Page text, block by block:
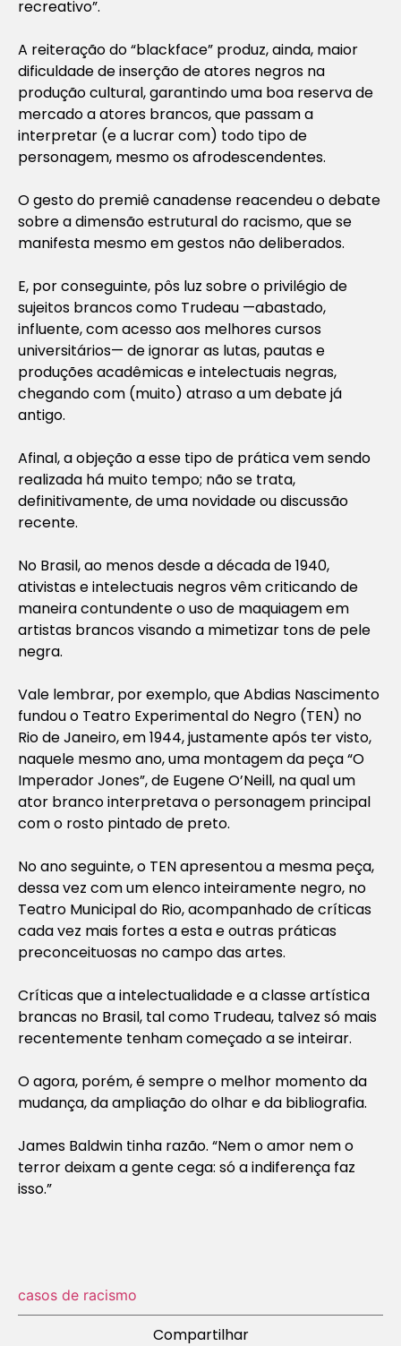
recreativo”.
A reiteração do “blackface” produz, ainda, maior
dificuldade de inserção de atores negros na
produção cultural, garantindo uma boa reserva de
mercado a atores brancos, que passam a
interpretar (e a lucrar com) todo tipo de
personagem, mesmo os afrodescendentes.
O gesto do premiê canadense reacendeu o debate
sobre a dimensão estrutural do racismo, que se
manifesta mesmo em gestos não deliberados.
E, por conseguinte, pôs luz sobre o privilégio de
sujeitos brancos como Trudeau —abastado,
influente, com acesso aos melhores cursos
universitários— de ignorar as lutas, pautas e
produções acadêmicas e intelectuais negras,
chegando com (muito) atraso a um debate já
antigo.
Afinal, a objeção a esse tipo de prática vem sendo
realizada há muito tempo; não se trata,
definitivamente, de uma novidade ou discussão
recente.
No Brasil, ao menos desde a década de 1940,
ativistas e intelectuais negros vêm criticando de
maneira contundente o uso de maquiagem em
artistas brancos visando a mimetizar tons de pele
negra.
Vale lembrar, por exemplo, que Abdias Nascimento
fundou o Teatro Experimental do Negro (TEN) no
Rio de Janeiro, em 1944, justamente após ter visto,
naquele mesmo ano, uma montagem da peça “O
Imperador Jones”, de Eugene O’Neill, na qual um
ator branco interpretava o personagem principal
com o rosto pintado de preto.
No ano seguinte, o TEN apresentou a mesma peça,
dessa vez com um elenco inteiramente negro, no
Teatro Municipal do Rio, acompanhado de críticas
cada vez mais fortes a esta e outras práticas
preconceituosas no campo das artes.
Críticas que a intelectualidade e a classe artística
brancas no Brasil, tal como Trudeau, talvez só mais
recentemente tenham começado a se inteirar.
O agora, porém, é sempre o melhor momento da
mudança, da ampliação do olhar e da bibliografia.
James Baldwin tinha razão. “Nem o amor nem o
terror deixam a gente cega: só a indiferença faz
isso.”
casos de racismo
Compartilhar